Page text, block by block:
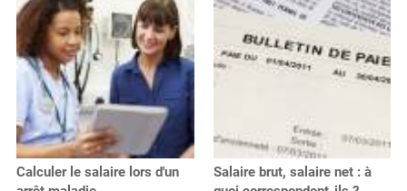
Calculer le salaire lors d'un
Salaire brut, salaire net : à